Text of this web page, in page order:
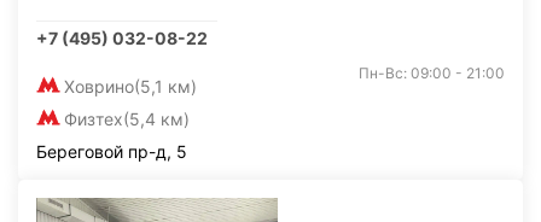
+7 (495) 032-08-22
Ховрино(5,1 км)
Физтех(5,4 км)
Пн-Вс: 09:00 - 21:00
Береговой пр-д, 5